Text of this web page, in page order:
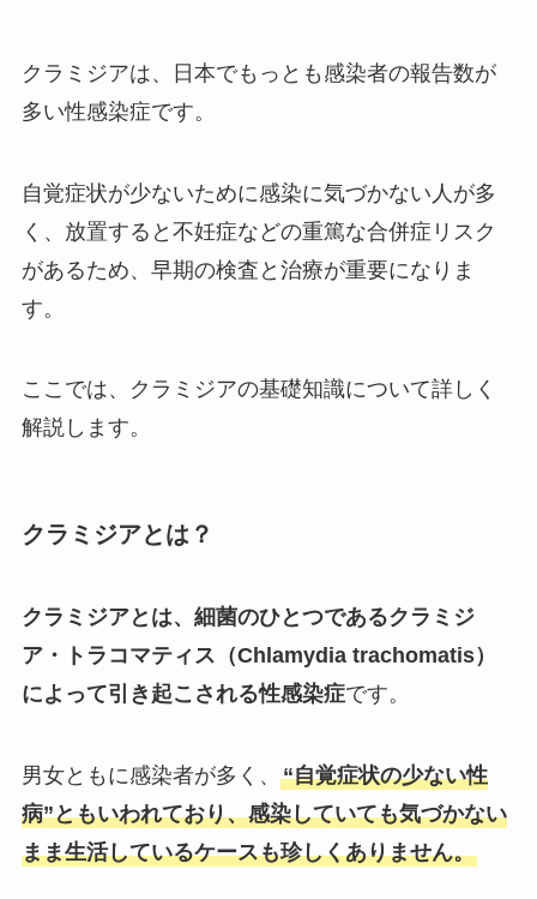
クラミジアは、日本でもっとも感染者の報告数が
多い性感染症です。
自覚症状が少ないために感染に気づかない人が多
く、放置すると不妊症などの重篤な合併症リスク
があるため、早期の検査と治療が重要になりま
す。
ここでは、クラミジアの基礎知識について詳しく
解説します。
クラミジアとは？
クラミジアとは、細菌のひとつであるクラミジ
ア・トラコマティス（Chlamydia trachomatis）
によって引き起こされる性感染症です。
男女ともに感染者が多く、 “自覚症状の少ない性
病”ともいわれており、感染していても気づかない
まま生活しているケースも珍しくありません。